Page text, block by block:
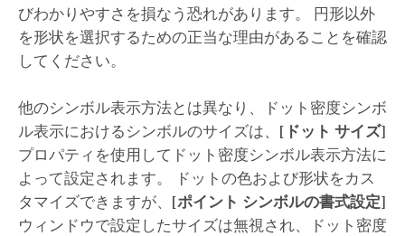
びわかりやすさを損なう恐れがあります。 円形以外
を形状を選択するための正当な理由があることを確認
してください。
他のシンボル表示方法とは異なり、ドット密度シンボ
ル表示におけるシンボルのサイズは、 [ドット サイズ]
プロパティを使用してドット密度シンボル表示方法に
よって設定されます。 ドットの色および形状をカス
タマイズできますが、 [ポイント シンボルの書式設定]
ウィンドウで設定したサイズは無視され、ドット密度